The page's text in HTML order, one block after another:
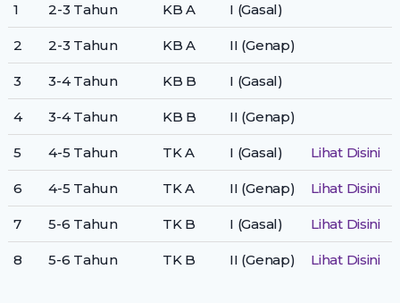
1 2-3 Tahun KB A I (Gasal)
2 2-3 Tahun KB A II (Genap)
3 3-4 Tahun KB B I (Gasal)
4 3-4 Tahun KB B II (Genap)
5 4-5 Tahun TK A I (Gasal) Lihat Disini
6 4-5 Tahun TK A II (Genap) Lihat Disini
7 5-6 Tahun TK B I (Gasal) Lihat Disini
8 5-6 Tahun TK B II (Genap) Lihat Disini